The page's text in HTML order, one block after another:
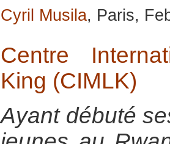
Cyril Musila, Paris,
Centre
King (CIMLK)
Ayant débuté